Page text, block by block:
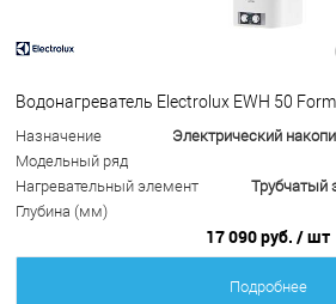
Водонагреватель Electrolux EWH 50
Назначение
Электрический
Модельный ряд
Нагревательный элемент
Трубчатый
Глубина (мм)
17 090 руб. / шт
Подробнее